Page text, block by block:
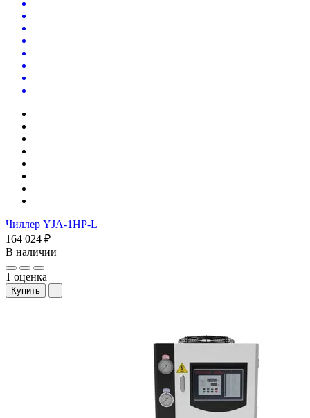
Чиллер YJA-1HP-L
164 024 ₽
В наличии
1 оценка
Купить